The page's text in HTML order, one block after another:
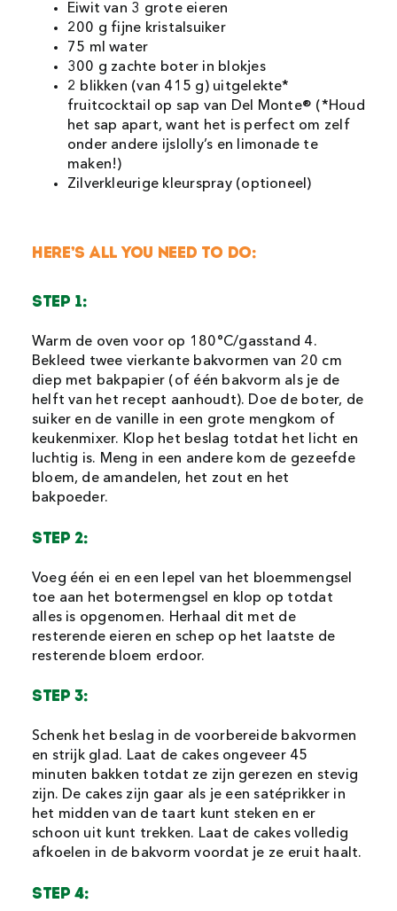
Eiwit van 3 grote eieren
200 g fijne kristalsuiker
75 ml water
300 g zachte boter in blokjes
2 blikken (van 415 g) uitgelekte*
fruitcocktail op sap van Del Monte® (*Houd
het sap apart, want het is perfect om zelf
onder andere ijslolly’s en limonade te
maken!)
Zilverkleurige kleurspray (optioneel)
HERE’S ALL YOU NEED TO DO:
STEP 1:
Warm de oven voor op 180°C/gasstand 4.
Bekleed twee vierkante bakvormen van 20 cm
diep met bakpapier (of één bakvorm als je de
helft van het recept aanhoudt). Doe de boter, de
suiker en de vanille in een grote mengkom of
keukenmixer. Klop het beslag totdat het licht en
luchtig is. Meng in een andere kom de gezeefde
bloem, de amandelen, het zout en het
bakpoeder.
STEP 2:
Voeg één ei en een lepel van het bloemmengsel
toe aan het botermengsel en klop op totdat
alles is opgenomen. Herhaal dit met de
resterende eieren en schep op het laatste de
resterende bloem erdoor.
STEP 3:
Schenk het beslag in de voorbereide bakvormen
en strijk glad. Laat de cakes ongeveer 45
minuten bakken totdat ze zijn gerezen en stevig
zijn. De cakes zijn gaar als je een satéprikker in
het midden van de taart kunt steken en er
schoon uit kunt trekken. Laat de cakes volledig
afkoelen in de bakvorm voordat je ze eruit haalt.
STEP 4: